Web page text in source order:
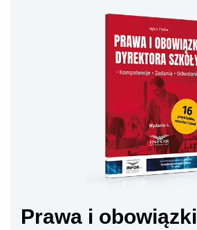
Prawa i obowiązki